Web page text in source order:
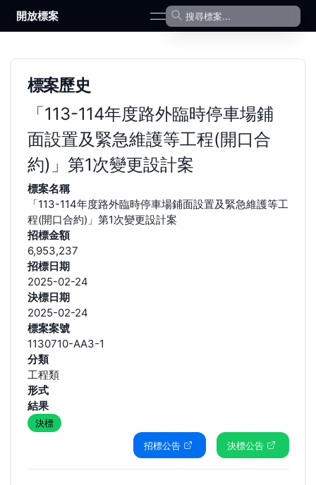
開放標案 open navigation menu
標案歷史
「113-114年度路外臨時停車場鋪
面設置及緊急維護等工程(開口合
約)」第1次變更設計案
標案名稱
「113-114年度路外臨時停車場鋪面設置及緊急維護等工
程(開口合約)」第1次變更設計案
招標金額
6,953,237
招標日期
2025-02-24
決標日期
2025-02-24
標案案號
1130710-AA3-1
分類
工程類
形式
結果
決標
招標公告
決標公告